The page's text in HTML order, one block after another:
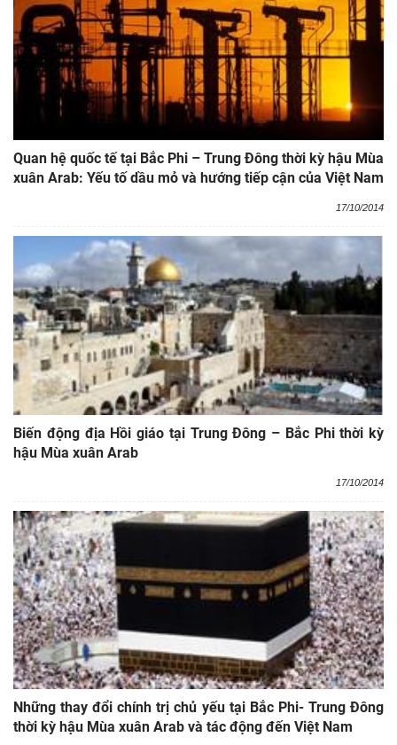
Quan hệ quốc tế tại Bắc Phi – Trung Đông thời kỳ hậu Mùa
xuân Arab: Yếu tố dầu mỏ và hướng tiếp cận của Việt Nam
17/10/2014
Biến động địa Hồi giáo tại Trung Đông – Bắc Phi thời kỳ
hậu Mùa xuân Arab
17/10/2014
Những thay đổi chính trị chủ yếu tại Bắc Phi- Trung Đông
thời kỳ hậu Mùa xuân Arab và tác động đến Việt Nam